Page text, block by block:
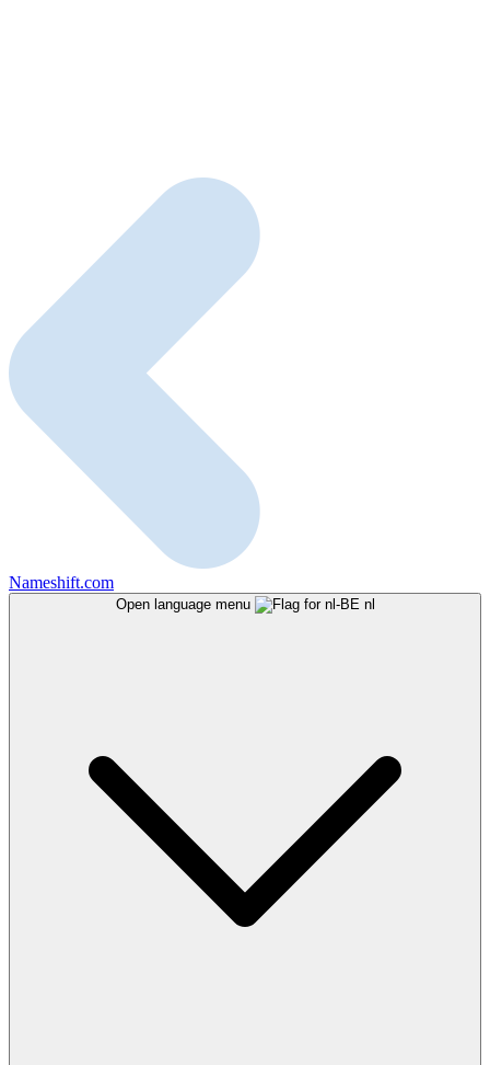
Nameshift.com
Open language menu nl